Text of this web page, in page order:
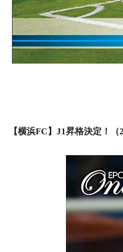
【横浜FC】J1昇格決定！（